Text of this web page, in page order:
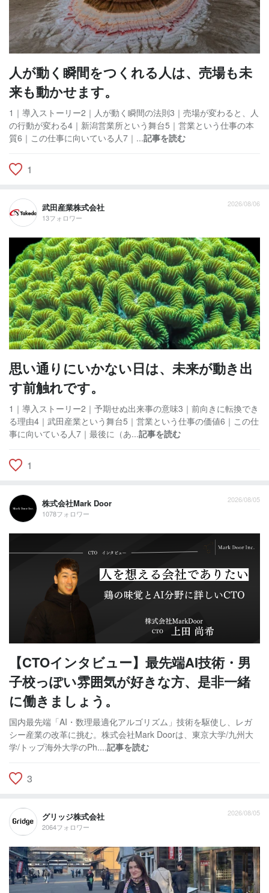
人が動く瞬間をつくれる人は、売場も未
来も動かせます。
1｜導入ストーリー2｜人が動く瞬間の法則3｜売場が変わると、人
の行動が変わる4｜新潟営業所という舞台5｜営業という仕事の本
質6｜この仕事に向いている人7｜...記事を読む
1
武田産業株式会社
13フォロワー
2026/08/06
思い通りにいかない日は、未来が動き出
す前触れです。
1｜導入ストーリー2｜予期せぬ出来事の意味3｜前向きに転換でき
る理由4｜武田産業という舞台5｜営業という仕事の価値6｜この仕
事に向いている人7｜最後に（あ...記事を読む
1
株式会社Mark Door
1078フォロワー
2026/08/05
【CTOインタビュー】最先端AI技術・男
子校っぽい雰囲気が好きな方、是非一緒
に働きましょう。
国内最先端「AI・数理最適化アルゴリズム」技術を駆使し、レガ
シー産業の改革に挑む。株式会社Mark Doorは、東京大学/九州大
学/トップ海外大学のPh....記事を読む
3
グリッジ株式会社
2064フォロワー
2026/08/05